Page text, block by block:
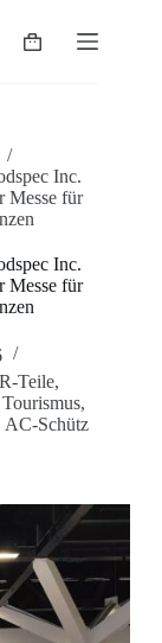
/
Inc.
Messe für
Inc.
Messe für
Teile,
Tourismus,
AC-Schütz